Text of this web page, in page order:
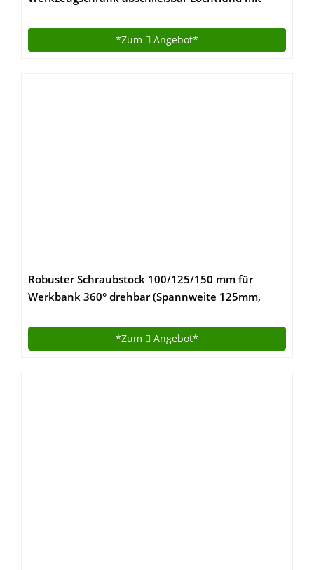
*Zum Angebot*
Robuster Schraubstock 100/125/150 mm für
Werkbank 360° drehbar (Spannweite 125mm,
*Zum Angebot*